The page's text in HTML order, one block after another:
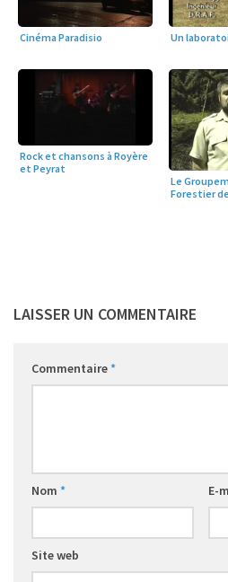
Cinéma Paradisio Un
Rock et chansons à Royère
et Peyrat
Le
Forestier
LAISSER UN COMMENTAIRE
Commentaire*
Nom * E-
Site web